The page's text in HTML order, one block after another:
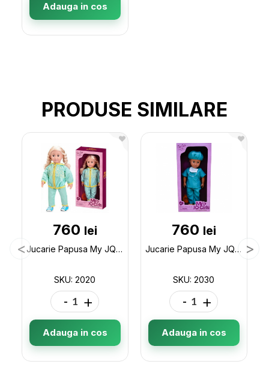
Adauga in cos
PRODUSE SIMILARE
760 lei
Jucarie Papusa My JQ Girls Sport (46cm) 2020
SKU: 2020
- +
Adauga in cos
760 lei
Jucarie Papusa My JQ Girls Medic (46cm) 2030
SKU: 2030
- +
Adauga in cos